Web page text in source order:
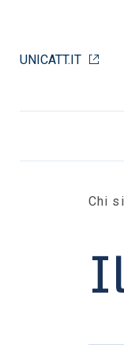
UNICATT.IT
Chi